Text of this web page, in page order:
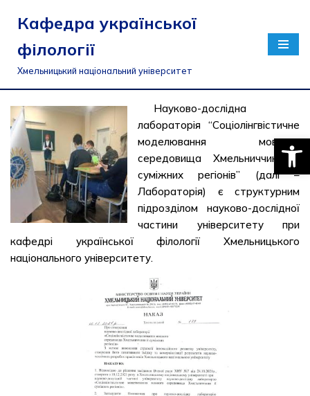
Перейти
до
вмісту
Кафедра української
філології
Хмельницький національний університет
Науково-дослідна
лабораторія “Соціолінгвістичне
моделювання мовного
середовища Хмельниччини й
суміжних регіонів” (далі –
Лабораторія) є структурним
підрозділом науково-дослідної
частини університету при
кафедрі української філології Хмельницького
національного університету.